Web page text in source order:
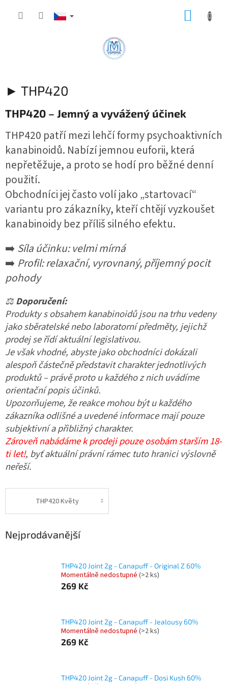
► THP420
THP420 – Jemný a vyvážený účinek
THP420 patří mezi lehčí formy psychoaktivních
kanabinoidů. Nabízí jemnou euforii, která
nepřetěžuje, a proto se hodí pro běžné denní
použití.
Obchodníci jej často volí jako „startovací“
variantu pro zákazníky, kteří chtějí vyzkoušet
kanabinoidy bez příliš silného efektu.
➡️Síla účinku: velmi mírná
➡️ Profil: relaxační, vyrovnaný, příjemný pocit
pohody
⚖️Doporučení:
Produkty s obsahem kanabinoidů jsou na trhu vedeny
jako sběratelské nebo laboratorní předměty, jejichž
prodej se řídí aktuální legislativou.
Je však vhodné, abyste jako obchodníci dokázali
alespoň částečně představit charakter jednotlivých
produktů – právě proto u každého z nich uvádíme
orientační popis účinků.
Upozorňujeme, že reakce mohou být u každého
zákazníka odlišné a uvedené informace mají pouze
subjektivní a přibližný charakter.
Zároveň nabádáme k prodeji pouze osobám starším 18-
ti let!, byť aktuální právní rámec tuto hranici výslovně
neřeší.
THP420 Květy
Nejprodávanější
THP420 Joint 2g - Canapuff - Original Z 60%
Momentálně nedostupné (>2 ks)
269 Kč
THP420 Joint 2g - Canapuff - Jealousy 60%
Momentálně nedostupné (>2 ks)
269 Kč
THP420 Joint 2g - Canapuff - Dosi Kush 60%